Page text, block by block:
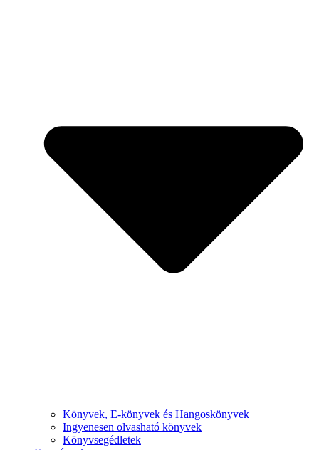
Könyvek, E-könyvek és Hangoskönyvek
Ingyenesen olvasható könyvek
Könyvsegédletek